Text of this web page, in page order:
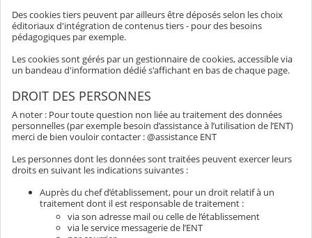
Des cookies tiers peuvent par ailleurs être déposés selon les choix
éditoriaux d'intégration de contenus tiers - pour des besoins
pédagogiques par exemple.
Les cookies sont gérés par un gestionnaire de cookies, accessible via
un bandeau d'information dédié s'affichant en bas de chaque page.
DROIT DES PERSONNES
A noter : Pour toute question non liée au traitement des données
personnelles (par exemple besoin d’assistance à l’utilisation de l’ENT)
merci de bien vouloir contacter : @assistance ENT
Les personnes dont les données sont traitées peuvent exercer leurs
droits en suivant les indications suivantes :
Auprès du chef d’établissement, pour un droit relatif à un
traitement dont il est responsable de traitement :
via son adresse mail ou celle de l’établissement
via le service messagerie de l’ENT